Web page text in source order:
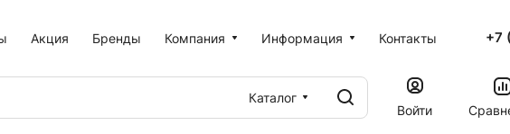
Акция Бренды Компания Информация Контакты +7
Каталог
Войти